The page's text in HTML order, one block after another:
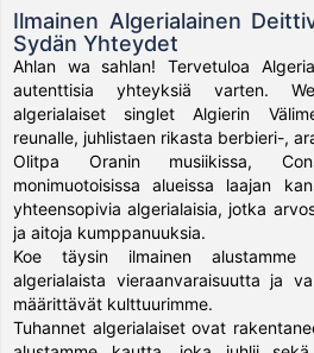
Ilmainen Algerialainen
Sydän Yhteydet
Ahlan wa sahlan! Tervetuloa
autenttisia yhteyksiä varten.
algerialaiset singlet Algierin
reunalle, juhlistaen rikasta berbieri-,
Olitpa Oranin musiikissa,
monimuotoisissa alueissa laajan
yhteensopivia algerialaisia, jotka
ja aitoja kumppanuuksia.
Koe täysin ilmainen alustamme
algerialaista vieraanvaraisuutta ja
määrittävät kulttuurimme.
Tuhannet algerialaiset ovat